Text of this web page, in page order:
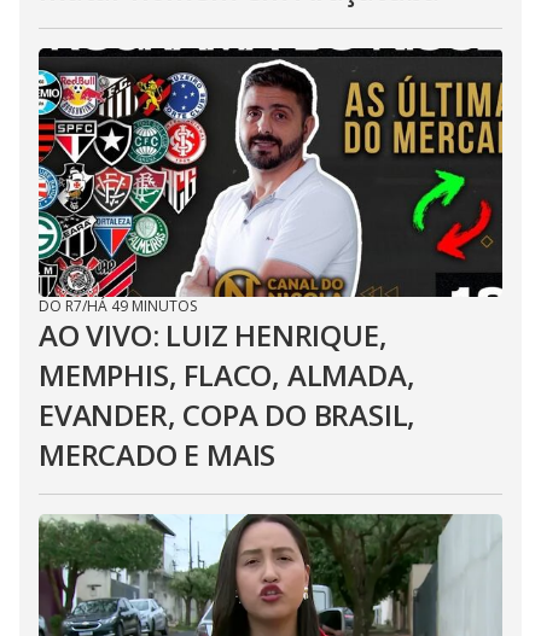
DO R7/HÁ 49 MINUTOS
AO VIVO: LUIZ HENRIQUE,
MEMPHIS, FLACO, ALMADA,
EVANDER, COPA DO BRASIL,
MERCADO E MAIS